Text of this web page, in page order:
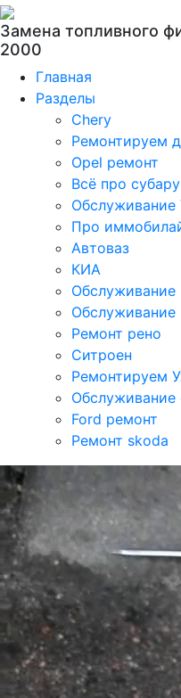
Замена топливного
2000
Главная
Разделы
Chery
Ремонтируем
Opel ремонт
Всё про субару
Обслуживание
Про
Автоваз
КИА
Обслуживание
Ремонт рено
Ситроен
Ремонтируем
Обслуживание
Ford ремонт
Ремонт skoda